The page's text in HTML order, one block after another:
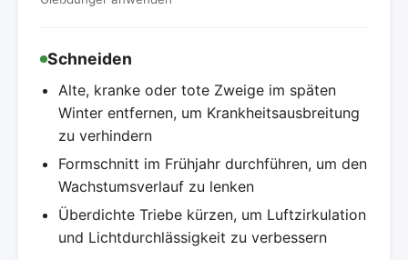
Schneiden
Alte, kranke oder tote Zweige im späten
Winter entfernen, um Krankheitsausbreitung
zu verhindern
Formschnitt im Frühjahr durchführen, um den
Wachstumsverlauf zu lenken
Überdichte Triebe kürzen, um Luftzirkulation
und Lichtdurchlässigkeit zu verbessern